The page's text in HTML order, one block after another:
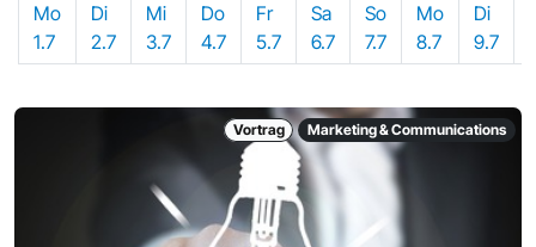
Mo
1.7
Di
2.7
Mi
3.7
Do
4.7
Fr
5.7
Sa
6.7
So
7.7
Mo
8.7
Di
9.7
Vortrag Marketing & Communications